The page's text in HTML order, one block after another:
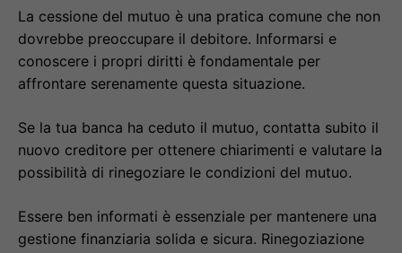
La cessione del mutuo è una pratica comune che non
dovrebbe preoccupare il debitore. Informarsi e
conoscere i propri diritti è fondamentale per
affrontare serenamente questa situazione.
Se la tua banca ha ceduto il mutuo, contatta subito il
nuovo creditore per ottenere chiarimenti e valutare la
possibilità di rinegoziare le condizioni del mutuo.
Essere ben informati è essenziale per mantenere una
gestione finanziaria solida e sicura. Rinegoziazione